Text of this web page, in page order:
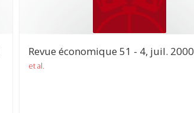
Revue économique 51 - 4, juil. 2000
et al.